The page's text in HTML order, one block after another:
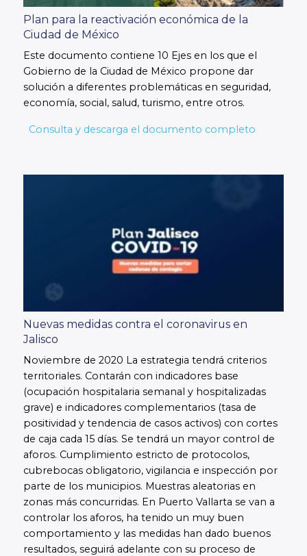
Plan para la reactivación económica de la
Ciudad de México
Este documento contiene 10 Ejes en los que el
Gobierno de la Ciudad de México propone dar
solución a diferentes problemáticas en seguridad,
economía, social, salud, turismo, entre otros.
Consulta y descarga el documento completo
Nuevas medidas contra el coronavirus en
Jalisco
Noviembre de 2020 La estrategia tendrá criterios
territoriales. Contarán con indicadores base
(ocupación hospitalaria semanal y hospitalizadas
grave) e indicadores complementarios (tasa de
positividad y tendencia de casos activos) con cortes
de caja cada 15 días. Se tendrá un mayor control de
aforos. Cumplimiento estricto de protocolos,
cubrebocas obligatorio, vigilancia e inspección por
parte de los municipios. Muestras aleatorias en
zonas más concurridas. En Puerto Vallarta se van a
controlar los aforos, ha tenido un muy buen
comportamiento y las medidas han dado buenos
resultados, seguirá adelante con su proceso de